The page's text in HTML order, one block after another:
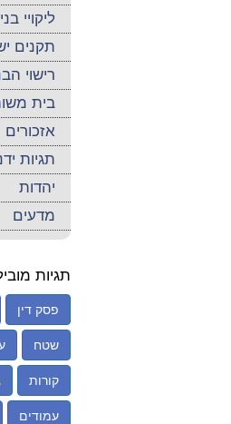
ליקויי
תקנים
רישוי
בית
אזכורים
תגיות
יהדות
מדעים
תגיות
פסק דין
שטח
קורות
עמודים